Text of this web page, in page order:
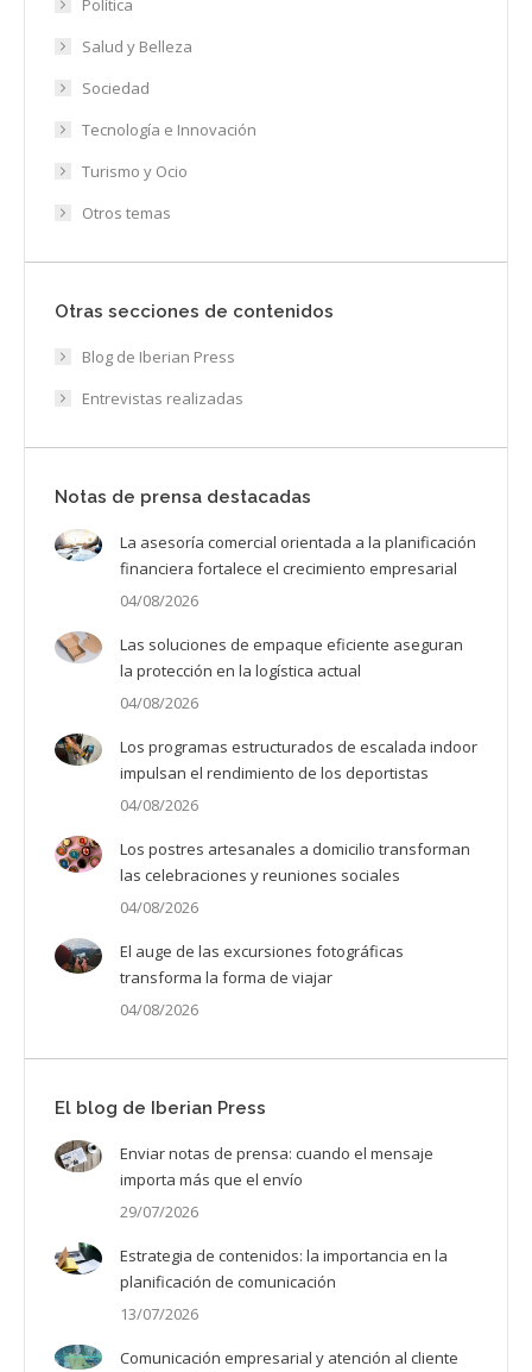
Política
Salud y Belleza
Sociedad
Tecnología e Innovación
Turismo y Ocio
Otros temas
Otras secciones de contenidos
Blog de Iberian Press
Entrevistas realizadas
Notas de prensa destacadas
La asesoría comercial orientada a la planificación
financiera fortalece el crecimiento empresarial
04/08/2026
Las soluciones de empaque eficiente aseguran
la protección en la logística actual
04/08/2026
Los programas estructurados de escalada indoor
impulsan el rendimiento de los deportistas
04/08/2026
Los postres artesanales a domicilio transforman
las celebraciones y reuniones sociales
04/08/2026
El auge de las excursiones fotográficas
transforma la forma de viajar
04/08/2026
El blog de Iberian Press
Enviar notas de prensa: cuando el mensaje
importa más que el envío
29/07/2026
Estrategia de contenidos: la importancia en la
planificación de comunicación
13/07/2026
Comunicación empresarial y atención al cliente